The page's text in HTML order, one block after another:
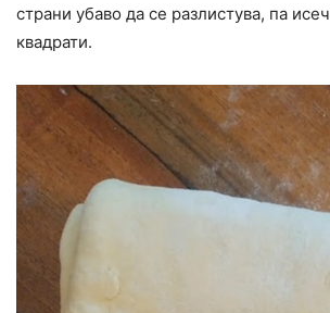
страни убаво да се разлистува, па
квадрати.